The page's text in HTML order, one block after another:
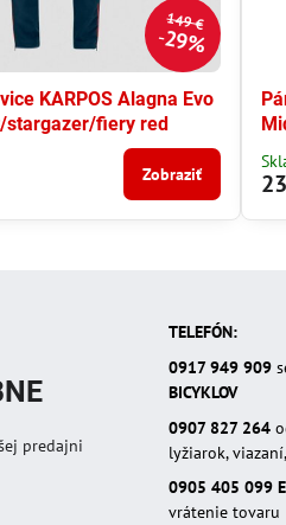
149 €
29%
KARPOS Alagna Evo
stargazer/fiery red
Zobraziť
predajni
TELEFÓN:
0917 949 909
BICYKLOV
0907 827 264
lyžiarok,
0905 405 099
vrátenie tovaru